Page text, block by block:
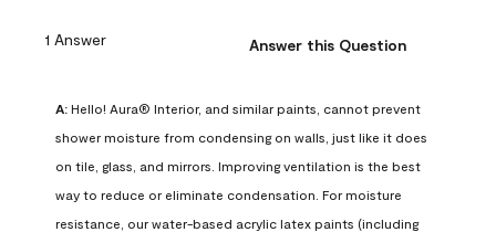
1 Answer Answer this Question
A: Hello! Aura® Interior, and similar paints, cannot prevent
shower moisture from condensing on walls, just like it does
on tile, glass, and mirrors. Improving ventilation is the best
way to reduce or eliminate condensation. For moisture
resistance, our water-based acrylic latex paints (including